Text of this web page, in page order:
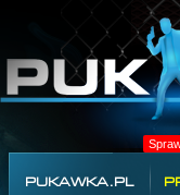
PUKAWKA.PL